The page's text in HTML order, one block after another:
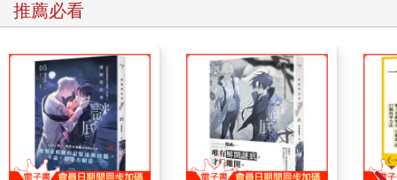
推薦必看